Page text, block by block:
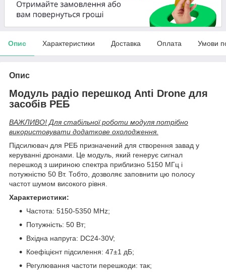
Опис Характеристики Доставка Оплата Умови
Опис
Модуль радіо перешкод Anti Drone для
засобів РЕБ
ВАЖЛИВО! Для стабільної роботи модуля потрібно
використовувати додаткове охолодження.
Підсилювач для РЕБ призначений для створення завад у
керуванні дронами. Це модуль, який генерує сигнал
перешкод з шириною спектра приблизно 5150 МГц і
потужністю 50 Вт. Тобто, дозволяє заповнити цю полосу
частот шумом високого рівня.
Характеристики:
Частота: 5150-5350 MHz;
Потужність: 50 Вт;
Вхідна напруга: DC24-30V;
Коефіцієнт підсилення: 47±1 дБ;
Регулювання частоти перешкоди: так;